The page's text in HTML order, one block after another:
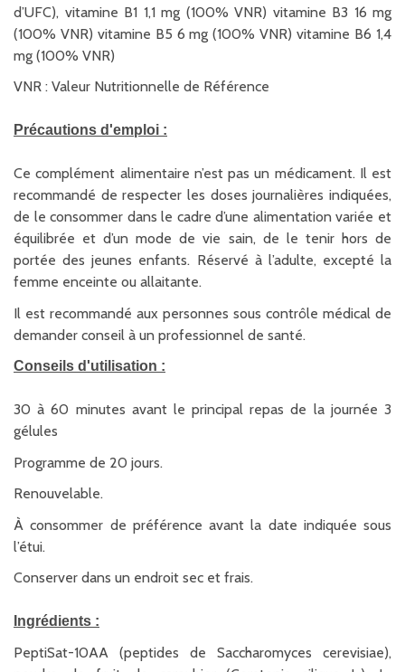
d’UFC), vitamine B1 1,1 mg (100% VNR) vitamine B3 16 mg
(100% VNR) vitamine B5 6 mg (100% VNR) vitamine B6 1,4
mg (100% VNR)
VNR : Valeur Nutritionnelle de Référence
Précautions d'emploi :
Ce complément alimentaire n’est pas un médicament. Il est
recommandé de respecter les doses journalières indiquées,
de le consommer dans le cadre d’une alimentation variée et
équilibrée et d’un mode de vie sain, de le tenir hors de
portée des jeunes enfants. Réservé à l’adulte, excepté la
femme enceinte ou allaitante.
Il est recommandé aux personnes sous contrôle médical de
demander conseil à un professionnel de santé.
Conseils d'utilisation :
30 à 60 minutes avant le principal repas de la journée 3
gélules
Programme de 20 jours.
Renouvelable.
À consommer de préférence avant la date indiquée sous
l’étui.
Conserver dans un endroit sec et frais.
Ingrédients :
PeptiSat-10AA (peptides de Saccharomyces cerevisiae),